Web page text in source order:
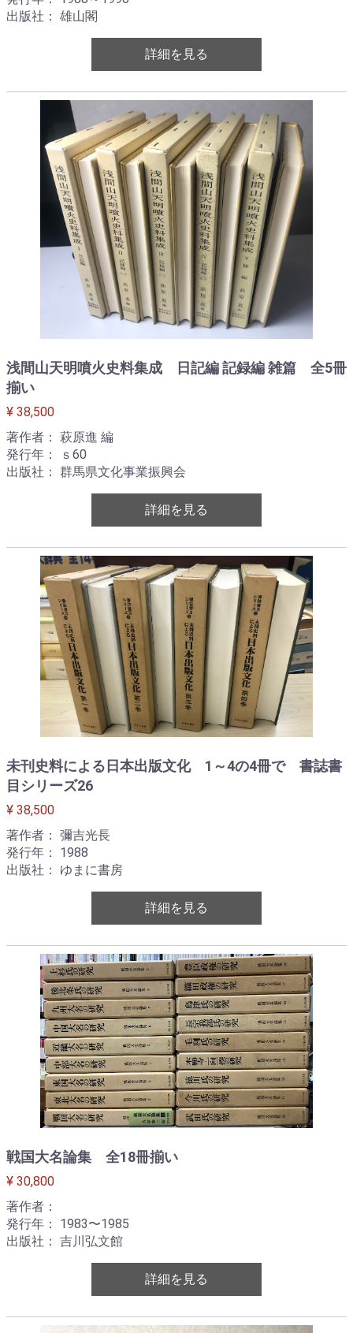
出版社： 雄山閣
詳細を見る
浅間山天明噴火史料集成 日記編 記録編 雑篇 全5冊
揃い
¥ 38,500
著作者： 萩原進 編
発行年： ｓ60
出版社： 群馬県文化事業振興会
詳細を見る
未刊史料による日本出版文化 1～4の4冊で 書誌書
目シリーズ26
¥ 38,500
著作者： 彌吉光長
発行年： 1988
出版社： ゆまに書房
詳細を見る
戦国大名論集 全18冊揃い
¥ 30,800
著作者：
発行年： 1983〜1985
出版社： 吉川弘文館
詳細を見る